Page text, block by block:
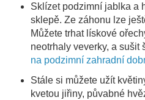
Sklízet podzimní jablka a
sklepě. Ze záhonu lze
Můžete trhat lískové
neotrhaly veverky, a sušit
na podzimní zahradní
Stále si můžete užít
kvetou jiřiny, půvabné